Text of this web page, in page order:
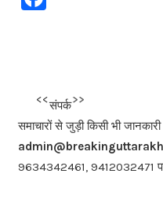
b
o
o
k
<<<
संपर्क
>>>
समाचारों से जुड़ी किसी भी
9634342461, 9412032471